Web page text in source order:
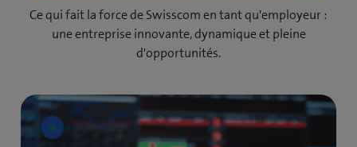
Ce qui fait la force de Swisscom en tant qu'employeur :
une entreprise innovante, dynamique et pleine
d'opportunités.